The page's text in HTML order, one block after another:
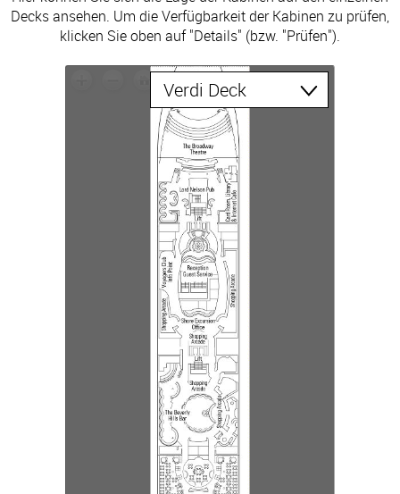
Decks ansehen. Um die Verfügbarkeit der Kabinen zu prüfen,
klicken Sie oben auf "Details" (bzw. "Prüfen").